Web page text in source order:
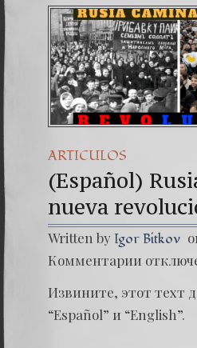
ARTICULOS
(Español)
nueva
Written by Igor Bitkov
Комментарии
Извините, этот техт
“Español” и “English”.